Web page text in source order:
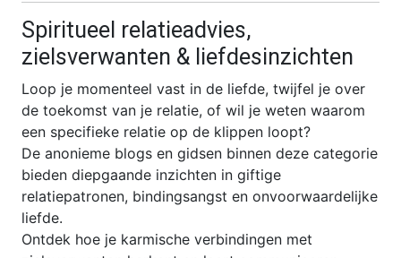
Spiritueel relatieadvies,
zielsverwanten & liefdesinzichten
Loop je momenteel vast in de liefde, twijfel je over
de toekomst van je relatie, of wil je weten waarom
een specifieke relatie op de klippen loopt?
De anonieme blogs en gidsen binnen deze categorie
bieden diepgaande inzichten in giftige
relatiepatronen, bindingsangst en onvoorwaardelijke
liefde.
Ontdek hoe je karmische verbindingen met